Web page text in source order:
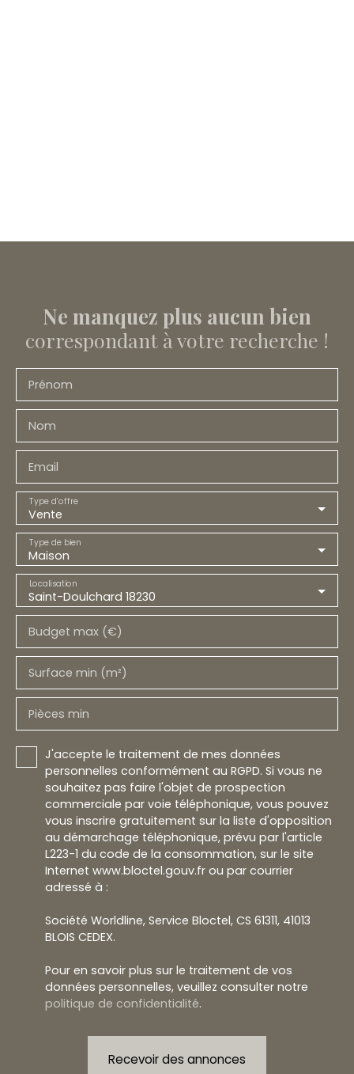
Ne manquez plus aucun bien
correspondant à votre recherche !
Prénom
Nom
Email
Vente
Type d'offre
Maison
Type de bien
Saint-Doulchard 18230
Localisation
Budget max (€)
Surface min (m²)
Pièces min
J'accepte le traitement de mes données
personnelles conformément au RGPD. Si vous ne
souhaitez pas faire l'objet de prospection
commerciale par voie téléphonique, vous pouvez
vous inscrire gratuitement sur la liste d'opposition
au démarchage téléphonique, prévu par l'article
L223-1 du code de la consommation, sur le site
Internet www.bloctel.gouv.fr ou par courrier
adressé à :
Société Worldline, Service Bloctel, CS 61311, 41013
BLOIS CEDEX.
Pour en savoir plus sur le traitement de vos
données personnelles, veuillez consulter notre
politique de confidentialité.
Recevoir des annonces